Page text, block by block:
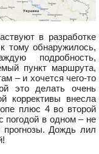
в разработке
тому обнаружилось,
подробность,
пункт маршрута,
– и хочется чего-то
это делать очень
коррективы внесла
плюс 4 во второй
погодой в одном – не
Дождь лил